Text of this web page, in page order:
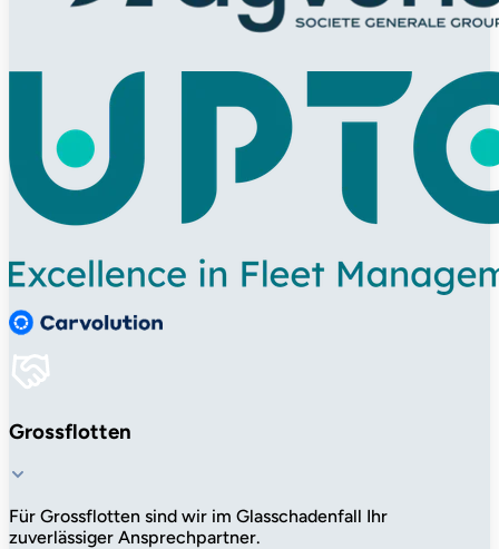
Grossflotten
Für Grossflotten sind wir im Glasschadenfall Ihr
zuverlässiger Ansprechpartner.